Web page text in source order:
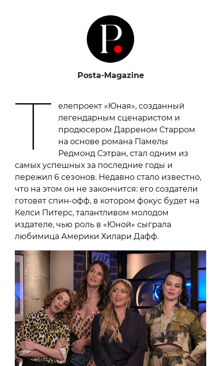
Posta-Magazine
Т
елепроект «Юная», созданный
легендарным сценаристом и
продюсером Дарреном Старром
на основе романа Памелы
Редмонд Сэтран, стал одним из
самых успешных за последние годы и
пережил 6 сезонов. Недавно стало известно,
что на этом он не закончится: его создатели
готовят спин-офф, в котором фокус будет на
Келси Питерс, талантливом молодом
издателе, чью роль в «Юной» сыграла
любимица Америки Хилари Дафф.